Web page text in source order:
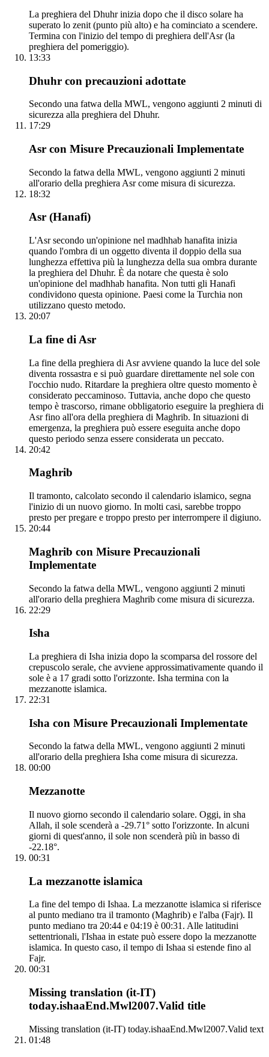
La preghiera del Dhuhr inizia dopo che il disco solare ha
superato lo zenit (punto più alto) e ha cominciato a scendere.
Termina con l'inizio del tempo di preghiera dell'Asr (la
preghiera del pomeriggio).
13:33
Dhuhr con precauzioni adottate
Secondo una fatwa della MWL, vengono aggiunti 2 minuti di
sicurezza alla preghiera del Dhuhr.
17:29
Asr con Misure Precauzionali Implementate
Secondo la fatwa della MWL, vengono aggiunti 2 minuti
all'orario della preghiera Asr come misura di sicurezza.
18:32
Asr (Hanafi)
L'Asr secondo un'opinione nel madhhab hanafita inizia
quando l'ombra di un oggetto diventa il doppio della sua
lunghezza effettiva più la lunghezza della sua ombra durante
la preghiera del Dhuhr. È da notare che questa è solo
un'opinione del madhhab hanafita. Non tutti gli Hanafi
condividono questa opinione. Paesi come la Turchia non
utilizzano questo metodo.
20:07
La fine di Asr
La fine della preghiera di Asr avviene quando la luce del sole
diventa rossastra e si può guardare direttamente nel sole con
l'occhio nudo. Ritardare la preghiera oltre questo momento è
considerato peccaminoso. Tuttavia, anche dopo che questo
tempo è trascorso, rimane obbligatorio eseguire la preghiera di
Asr fino all'ora della preghiera di Maghrib. In situazioni di
emergenza, la preghiera può essere eseguita anche dopo
questo periodo senza essere considerata un peccato.
20:42
Maghrib
Il tramonto, calcolato secondo il calendario islamico, segna
l'inizio di un nuovo giorno. In molti casi, sarebbe troppo
presto per pregare e troppo presto per interrompere il digiuno.
20:44
Maghrib con Misure Precauzionali
Implementate
Secondo la fatwa della MWL, vengono aggiunti 2 minuti
all'orario della preghiera Maghrib come misura di sicurezza.
22:29
Isha
La preghiera di Isha inizia dopo la scomparsa del rossore del
crepuscolo serale, che avviene approssimativamente quando il
sole è a 17 gradi sotto l'orizzonte. Isha termina con la
mezzanotte islamica.
22:31
Isha con Misure Precauzionali Implementate
Secondo la fatwa della MWL, vengono aggiunti 2 minuti
all'orario della preghiera Isha come misura di sicurezza.
00:00
Mezzanotte
Il nuovo giorno secondo il calendario solare. Oggi, in sha
Allah, il sole scenderà a -29.71° sotto l'orizzonte. In alcuni
giorni di quest'anno, il sole non scenderà più in basso di
-22.18°.
00:31
La mezzanotte islamica
La fine del tempo di Ishaa. La mezzanotte islamica si riferisce
al punto mediano tra il tramonto (Maghrib) e l'alba (Fajr). Il
punto mediano tra 20:44 e 04:19 è 00:31. Alle latitudini
settentrionali, l'Ishaa in estate può essere dopo la mezzanotte
islamica. In questo caso, il tempo di Ishaa si estende fino al
Fajr.
00:31
Missing translation (it-IT)
today.ishaaEnd.Mwl2007.Valid title
Missing translation (it-IT) today.ishaaEnd.Mwl2007.Valid text
01:48